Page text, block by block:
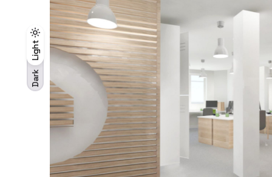
Dark
Light
Dark
Light